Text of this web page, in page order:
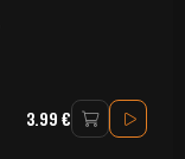
3.99 €